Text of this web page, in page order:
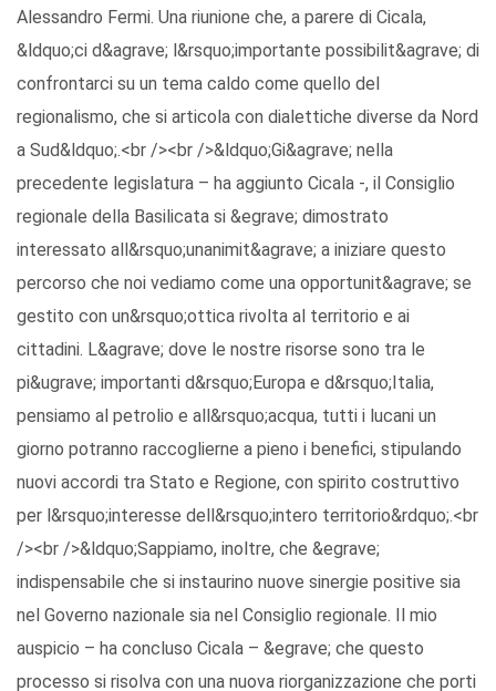
Alessandro Fermi. Una riunione che, a parere di Cicala,
&ldquo;ci d&agrave; l&rsquo;importante possibilit&agrave; di
confrontarci su un tema caldo come quello del
regionalismo, che si articola con dialettiche diverse da Nord
a Sud&ldquo;.<br /><br />&ldquo;Gi&agrave; nella
precedente legislatura – ha aggiunto Cicala -, il Consiglio
regionale della Basilicata si &egrave; dimostrato
interessato all&rsquo;unanimit&agrave; a iniziare questo
percorso che noi vediamo come una opportunit&agrave; se
gestito con un&rsquo;ottica rivolta al territorio e ai
cittadini. L&agrave; dove le nostre risorse sono tra le
pi&ugrave; importanti d&rsquo;Europa e d&rsquo;Italia,
pensiamo al petrolio e all&rsquo;acqua, tutti i lucani un
giorno potranno raccoglierne a pieno i benefici, stipulando
nuovi accordi tra Stato e Regione, con spirito costruttivo
per l&rsquo;interesse dell&rsquo;intero territorio&rdquo;.<br
/><br />&ldquo;Sappiamo, inoltre, che &egrave;
indispensabile che si instaurino nuove sinergie positive sia
nel Governo nazionale sia nel Consiglio regionale. Il mio
auspicio – ha concluso Cicala – &egrave; che questo
processo si risolva con una nuova riorganizzazione che porti